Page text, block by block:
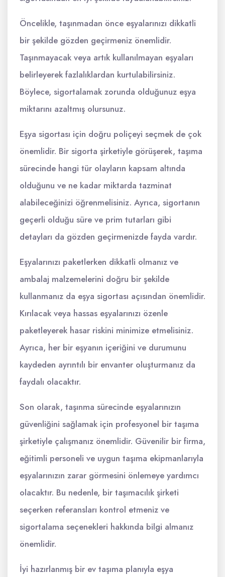
Öncelikle, taşınmadan önce eşyalarınızı dikkatli
bir şekilde gözden geçirmeniz önemlidir.
Taşınmayacak veya artık kullanılmayan eşyaları
belirleyerek fazlalıklardan kurtulabilirsiniz.
Böylece, sigortalamak zorunda olduğunuz eşya
miktarını azaltmış olursunuz.
Eşya sigortası için doğru poliçeyi seçmek de çok
önemlidir. Bir sigorta şirketiyle görüşerek, taşıma
sürecinde hangi tür olayların kapsam altında
olduğunu ve ne kadar miktarda tazminat
alabileceğinizi öğrenmelisiniz. Ayrıca, sigortanın
geçerli olduğu süre ve prim tutarları gibi
detayları da gözden geçirmenizde fayda vardır.
Eşyalarınızı paketlerken dikkatli olmanız ve
ambalaj malzemelerini doğru bir şekilde
kullanmanız da eşya sigortası açısından önemlidir.
Kırılacak veya hassas eşyalarınızı özenle
paketleyerek hasar riskini minimize etmelisiniz.
Ayrıca, her bir eşyanın içeriğini ve durumunu
kaydeden ayrıntılı bir envanter oluşturmanız da
faydalı olacaktır.
Son olarak, taşınma sürecinde eşyalarınızın
güvenliğini sağlamak için profesyonel bir taşıma
şirketiyle çalışmanız önemlidir. Güvenilir bir firma,
eğitimli personeli ve uygun taşıma ekipmanlarıyla
eşyalarınızın zarar görmesini önlemeye yardımcı
olacaktır. Bu nedenle, bir taşımacılık şirketi
seçerken referansları kontrol etmeniz ve
sigortalama seçenekleri hakkında bilgi almanız
önemlidir.
İyi hazırlanmış bir ev taşıma planıyla eşya